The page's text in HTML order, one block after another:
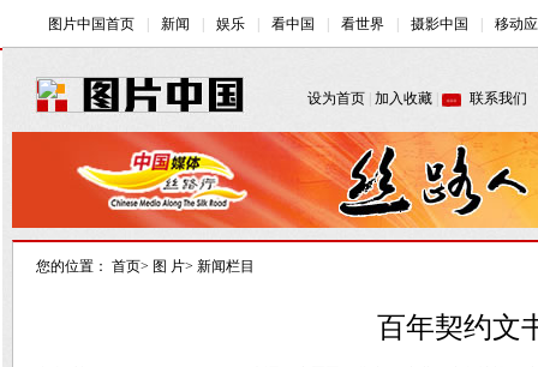
您的位置： 首页> 图 片> 新闻栏目
百年契约文